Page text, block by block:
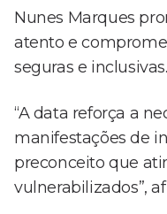
Nunes Marques
atento e
seguras e inclusivas.
“A data reforça a
manifestações de
preconceito que
vulnerabilizados”,